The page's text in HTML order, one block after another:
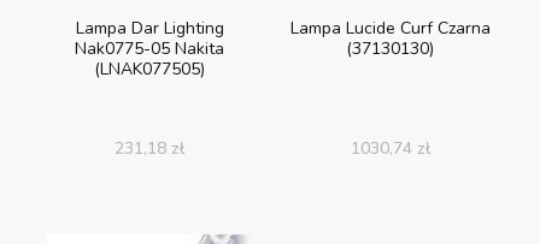
Lampa Dar Lighting
Nak0775-05 Nakita
(LNAK077505)
231,18 zł
Lampa Lucide Curf Czarna
(37130130)
1030,74 zł